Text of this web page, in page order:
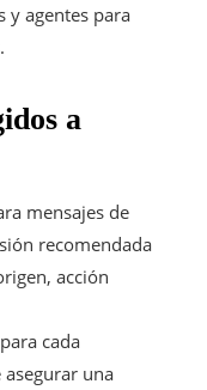
y agentes para
a
mensajes de
recomendada
acción
cada
una